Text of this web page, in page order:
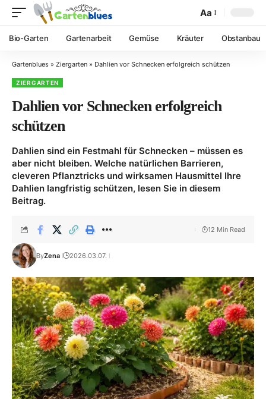
Aa
Bio-Garten Gartenarbeit Gemüse Kräuter Obstanbau
Gartenblues » Ziergarten » Dahlien vor Schnecken erfolgreich schützen
ZIERGARTEN
Dahlien vor Schnecken erfolgreich
schützen
Dahlien sind ein Festmahl für Schnecken – müssen es
aber nicht bleiben. Welche natürlichen Barrieren,
cleveren Pflanztricks und wirksamen Hausmittel Ihre
Dahlien langfristig schützen, lesen Sie in diesem
Beitrag.
ByZena 2026.03.07.
12 Min Read